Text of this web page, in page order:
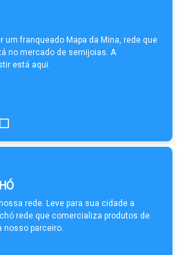
um franqueado Mapa da Mina, rede que
no mercado de semijoias. A
está aqui.
rede. Leve para sua cidade a
rede que comercializa produtos de
nosso parceiro.